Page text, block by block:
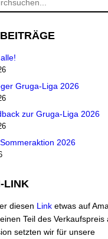
Gruga-Liga 2026
zur Gruga-Liga 2026
2026
LINK
diesen Link etwas auf
Teil des Verkaufspreis
setzten wir für unsere